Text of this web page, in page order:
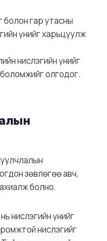
болон гар утасны
үнийг харьцуулж
нислэгийн үнийг
олгодог.
зөвлөгөө авч,
болно.
нислэгийн үнийг
нислэгийг